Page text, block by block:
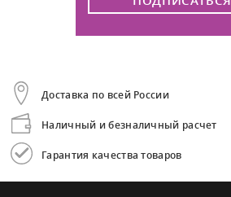
Доставка по всей России
Наличный и безналичный расчет
Гарантия качества товаров